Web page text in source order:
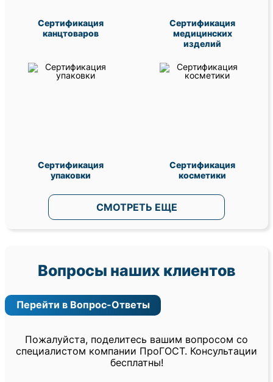
Сертификация
канцтоваров
Сертификация
медицинских
изделий
Сертификация
упаковки
Сертификация
косметики
СМОТРЕТЬ ЕЩЕ
Вопросы наших клиентов
Перейти в Вопрос-Ответы
Пожалуйста, поделитесь вашим вопросом со
специалистом компании ПроГОСТ. Консультации
бесплатны!